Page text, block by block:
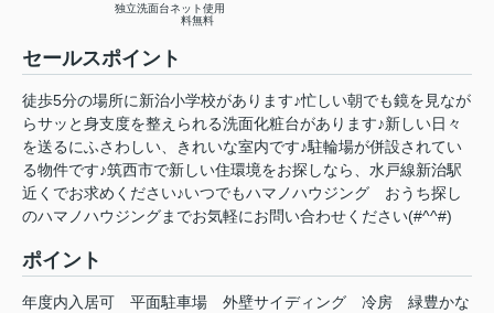
独立洗面台ネット使用
料無料
セールスポイント
徒歩5分の場所に新治小学校があります♪忙しい朝でも鏡を見なが
らサッと身支度を整えられる洗面化粧台があります♪新しい日々
を送るにふさわしい、きれいな室内です♪駐輪場が併設されてい
る物件です♪筑西市で新しい住環境をお探しなら、水戸線新治駅
近くでお求めください♪いつでもハマノハウジング おうち探し
のハマノハウジングまでお気軽にお問い合わせください(#^^#)
ポイント
年度内入居可 平面駐車場 外壁サイディング 冷房
緑豊かな